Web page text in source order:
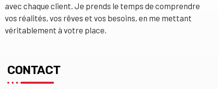
avec chaque client. Je prends le temps de comprendre
vos réalités, vos rêves et vos besoins, en me mettant
véritablement à votre place.
CONTACT